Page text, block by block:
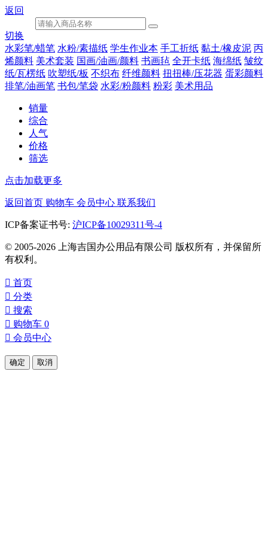
返回
切换
水彩笔/蜡笔 水粉/素描纸 学生作业本 手工折纸 黏土/橡皮泥 丙
烯颜料 美术套装 国画/油画/颜料 书画毡 全开卡纸 海绵纸 皱纹
纸/瓦楞纸 吹塑纸/板 不织布 纤维颜料 扭扭棒/压花器 蛋彩颜料
排笔/油画笔 书包/笔袋 水彩/粉颜料 粉彩 美术用品
销量
综合
人气
价格
筛选
点击加载更多
返回首页 购物车 会员中心 联系我们
ICP备案证书号: 沪ICP备10029311号-4
© 2005-2026 上海吉国办公用品有限公司 版权所有，并保留所
有权利。
 首页
 分类
 搜索
 购物车 0
 会员中心
确定 取消